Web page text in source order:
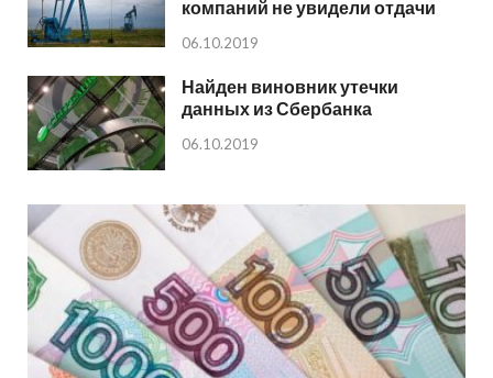
компаний не увидели отдачи
06.10.2019
Найден виновник утечки
данных из Сбербанка
06.10.2019